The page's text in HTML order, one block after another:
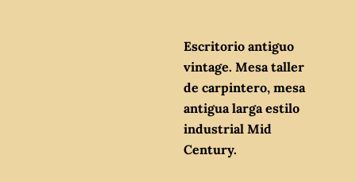
Escritorio antiguo
vintage. Mesa taller
de carpintero, mesa
antigua larga estilo
industrial Mid
Century.